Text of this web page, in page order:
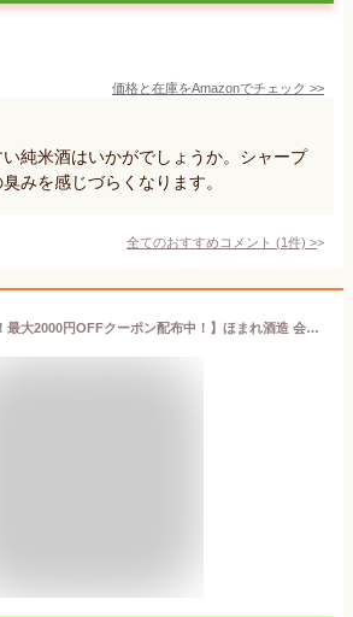
価格と在庫をAmazonでチェック >>
純米酒はいかがでしょうか。シャープ
みを感じづらくなります。
全てのおすすめコメント (1件) >
【マラソン限定！最大2000円OFFクーポン配布中！】ほまれ酒造 会津ほまれ 造り酒屋のゆず酒 720ml【ntur_os】